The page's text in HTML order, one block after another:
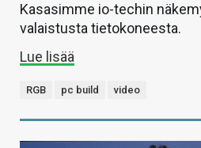
Kasasimme io-techin
valaistusta tietokoneesta.
Lue lisää
RGB pc build video